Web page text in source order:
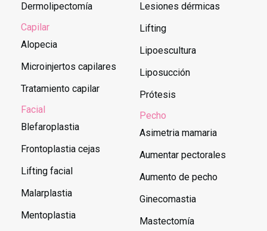
Dermolipectomía
Capilar
Alopecia
Microinjertos capilares
Tratamiento capilar
Facial
Blefaroplastia
Frontoplastia cejas
Lifting facial
Malarplastia
Mentoplastia
Lesiones dérmicas
Lifting
Lipoescultura
Liposucción
Prótesis
Pecho
Asimetria mamaria
Aumentar pectorales
Aumento de pecho
Ginecomastia
Mastectomía